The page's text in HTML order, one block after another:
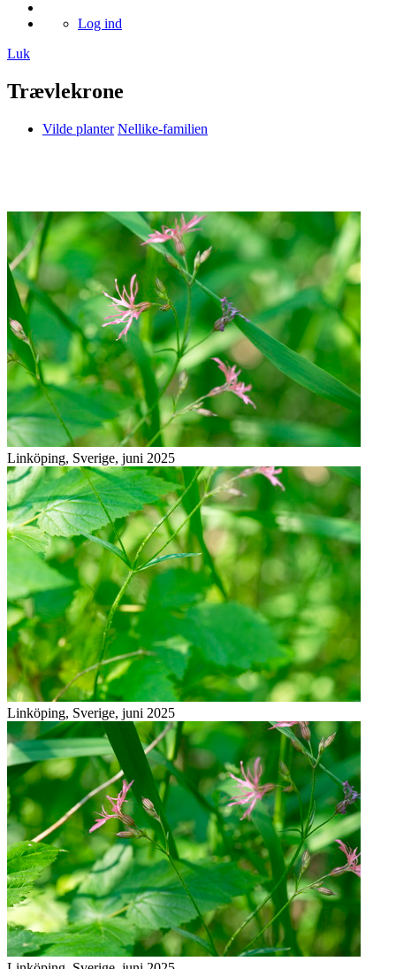
Log ind
Luk
Trævlekrone
Vilde planter Nellike-familien
Linköping, Sverige, juni 2025
Linköping, Sverige, juni 2025